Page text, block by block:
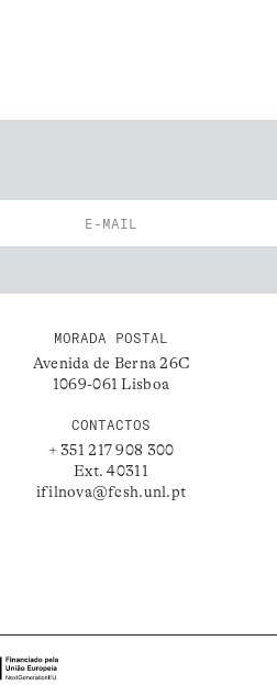
MORADA POSTAL
Avenida de Berna 26C
1069-061 Lisboa
CONTACTOS
+ 351 217 908 300
Ext. 40311
ifilnova@fcsh.unl.pt